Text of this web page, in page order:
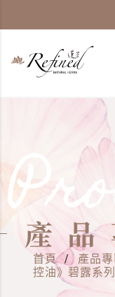
產
首頁 / 產品專
控油》碧露系列